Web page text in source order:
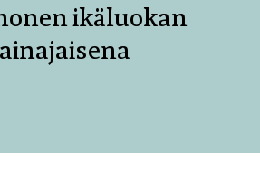
ikäluokan